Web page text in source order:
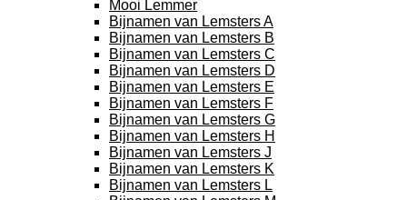
Mooi Lemmer
Bijnamen van Lemsters A
Bijnamen van Lemsters B
Bijnamen van Lemsters C
Bijnamen van Lemsters D
Bijnamen van Lemsters E
Bijnamen van Lemsters F
Bijnamen van Lemsters G
Bijnamen van Lemsters H
Bijnamen van Lemsters J
Bijnamen van Lemsters K
Bijnamen van Lemsters L